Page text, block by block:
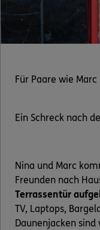
Für Paare wie
Ein Schreck nach
Nina und Marc
Freunden nach
Terrassentür
TV, Laptops,
Daunenjacken